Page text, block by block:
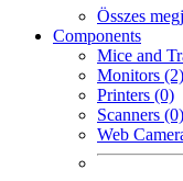
Összes
Components
Mice and
Monitors (2)
Printers (0)
Scanners (0)
Web